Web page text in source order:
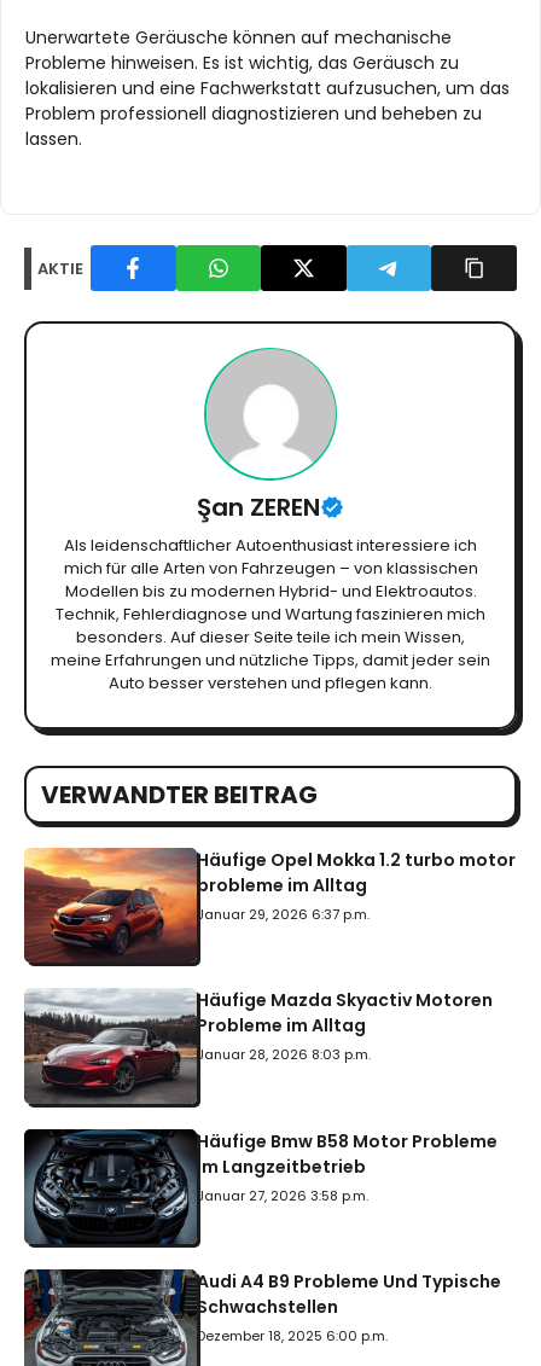
Unerwartete Geräusche können auf mechanische
Probleme hinweisen. Es ist wichtig, das Geräusch zu
lokalisieren und eine Fachwerkstatt aufzusuchen, um das
Problem professionell diagnostizieren und beheben zu
lassen.
AKTIE
Şan ZEREN
Als leidenschaftlicher Autoenthusiast interessiere ich
mich für alle Arten von Fahrzeugen – von klassischen
Modellen bis zu modernen Hybrid- und Elektroautos.
Technik, Fehlerdiagnose und Wartung faszinieren mich
besonders. Auf dieser Seite teile ich mein Wissen,
meine Erfahrungen und nützliche Tipps, damit jeder sein
Auto besser verstehen und pflegen kann.
VERWANDTER BEITRAG
Häufige Opel Mokka 1.2 turbo motor
probleme im Alltag
Januar 29, 2026 6:37 p.m.
Häufige Mazda Skyactiv Motoren
Probleme im Alltag
Januar 28, 2026 8:03 p.m.
Häufige Bmw B58 Motor Probleme
Im Langzeitbetrieb
Januar 27, 2026 3:58 p.m.
Audi A4 B9 Probleme Und Typische
Schwachstellen
Dezember 18, 2025 6:00 p.m.